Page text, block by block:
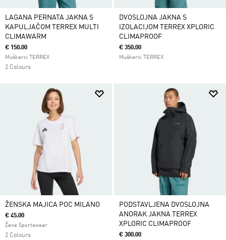
LAGANA PERNATA JAKNA S
KAPULJAČOM TERREX MULTI
CLIMAWARM
€ 150.00
Muškarci TERREX
2 Colours
DVOSLOJNA JAKNA S
IZOLACIJOM TERREX XPLORIC
CLIMAPROOF
€ 350.00
Muškarci TERREX
ŽENSKA MAJICA POC MILANO
€ 45.00
Žene Sportswear
2 Colours
PODSTAVLJENA DVOSLOJNA
ANORAK JAKNA TERREX
XPLORIC CLIMAPROOF
€ 300.00